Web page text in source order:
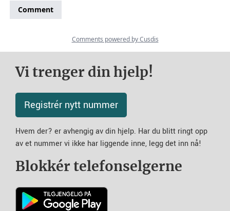
Vi trenger din hjelp!
Registrér nytt nummer
Hvem der? er avhengig av din hjelp. Har du blitt ringt opp
av et nummer vi ikke har liggende inne, legg det inn nå!
Blokkér telefonselgerne